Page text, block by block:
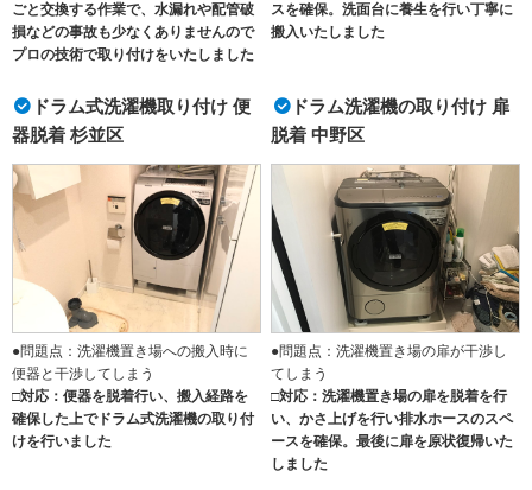
ごと交換する作業で、水漏れや配管破
損などの事故も少なくありませんので
プロの技術で取り付けをいたしました
スを確保。洗面台に養生を行い丁寧に
搬入いたしました
ドラム式洗濯機取り付け 便
器脱着 杉並区
●問題点：洗濯機置き場への搬入時に
便器と干渉してしまう
□対応：便器を脱着行い、搬入経路を
確保した上でドラム式洗濯機の取り付
けを行いました
ドラム洗濯機の取り付け 扉
脱着 中野区
●問題点：洗濯機置き場の扉が干渉し
てしまう
□対応：洗濯機置き場の扉を脱着を行
い、かさ上げを行い排水ホースのスペ
ースを確保。最後に扉を原状復帰いた
しました